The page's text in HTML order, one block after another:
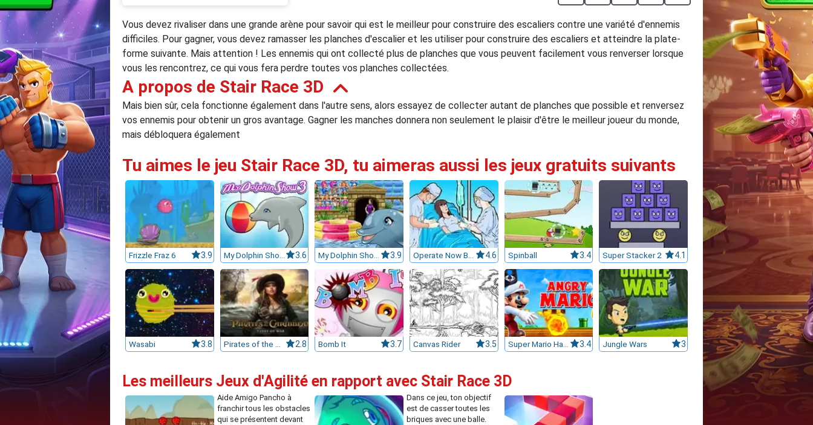
Vous devez rivaliser dans une grande arène pour savoir qui est le meilleur pour construire des escaliers contre une variété d'ennemis
difficiles. Pour gagner, vous devez ramasser les planches d'escalier et les utiliser pour construire des escaliers et atteindre la plate-
forme suivante. Mais attention ! Les ennemis qui ont collecté plus de planches que vous peuvent facilement vous renverser lorsque
vous les rencontrez, ce qui vous fera perdre toutes vos planches collectées.
A propos de Stair Race 3D
Mais bien sûr, cela fonctionne également dans l'autre sens, alors essayez de collecter autant de planches que possible et renversez
vos ennemis pour obtenir un gros avantage. Gagner les manches donnera non seulement le plaisir d'être le meilleur joueur du monde,
mais débloquera également
Tu aimes le jeu Stair Race 3D, tu aimeras aussi les jeux gratuits suivants
Frizzle Fraz 6 3.9 My Dolphin Show 3 3.6 My Dolphin Show 6 3.9 Operate Now Brain Surgery 4.6 Spinball 3.4 Super Stacker 2 4.1
Wasabi 3.8 Pirates of the Caribbean 2.8 Bomb It 3.7 Canvas Rider 3.5 Super Mario Halloween 3.4 Jungle Wars 3
Les meilleurs Jeux d'Agilité en rapport avec Stair Race 3D
Aide Amigo Pancho à
franchir tous les obstacles
qui se présentent devant
Dans ce jeu, ton objectif
est de casser toutes les
briques avec une balle.